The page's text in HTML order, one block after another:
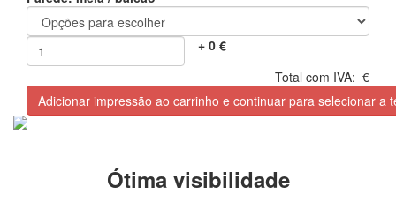
+ 0 €
Total com IVA: €
Adicionar impressão ao carrinho e continuar para selecionar a
Ótima visibilidade